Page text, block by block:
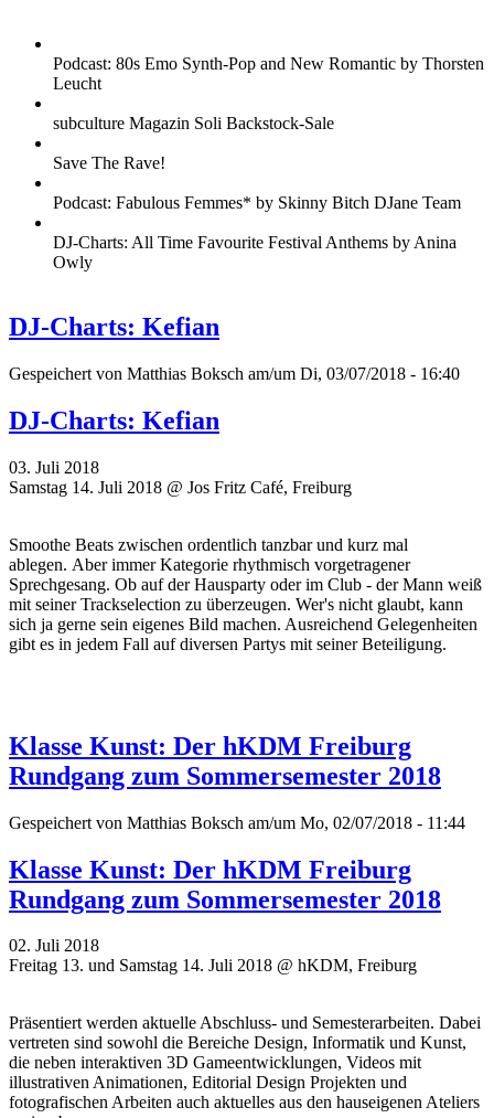
Podcast: 80s Emo Synth-Pop and New Romantic by Thorsten
Leucht
subculture Magazin Soli Backstock-Sale
Save The Rave!
Podcast: Fabulous Femmes* by Skinny Bitch DJane Team
DJ-Charts: All Time Favourite Festival Anthems by Anina
Owly
DJ-Charts: Kefian
Gespeichert von Matthias Boksch am/um Di, 03/07/2018 - 16:40
DJ-Charts: Kefian
03. Juli 2018
Samstag 14. Juli 2018 @ Jos Fritz Café, Freiburg
Smoothe Beats zwischen ordentlich tanzbar und kurz mal
ablegen. Aber immer Kategorie rhythmisch vorgetragener
Sprechgesang. Ob auf der Hausparty oder im Club - der Mann weiß
mit seiner Trackselection zu überzeugen. Wer's nicht glaubt, kann
sich ja gerne sein eigenes Bild machen. Ausreichend Gelegenheiten
gibt es in jedem Fall auf diversen Partys mit seiner Beteiligung.
Klasse Kunst: Der hKDM Freiburg
Rundgang zum Sommersemester 2018
Gespeichert von Matthias Boksch am/um Mo, 02/07/2018 - 11:44
Klasse Kunst: Der hKDM Freiburg
Rundgang zum Sommersemester 2018
02. Juli 2018
Freitag 13. und Samstag 14. Juli 2018 @ hKDM, Freiburg
Präsentiert werden aktuelle Abschluss- und Semesterarbeiten. Dabei
vertreten sind sowohl die Bereiche Design, Informatik und Kunst,
die neben interaktiven 3D Gameentwicklungen, Videos mit
illustrativen Animationen, Editorial Design Projekten und
fotografischen Arbeiten auch aktuelles aus den hauseigenen Ateliers